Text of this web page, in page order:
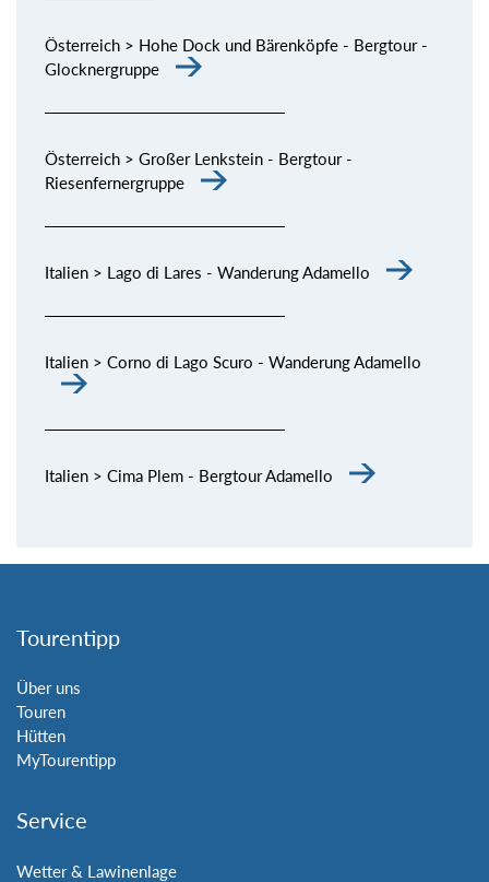
Österreich > Hohe Dock und Bärenköpfe - Bergtour -
Glocknergruppe
Österreich > Großer Lenkstein - Bergtour -
Riesenfernergruppe
Italien > Lago di Lares - Wanderung Adamello
Italien > Corno di Lago Scuro - Wanderung Adamello
Italien > Cima Plem - Bergtour Adamello
Tourentipp
Über uns
Touren
Hütten
MyTourentipp
Service
Wetter & Lawinenlage